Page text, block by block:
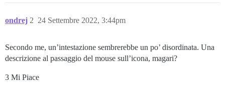
ondrej 24 Settembre 2022, 3:44pm
2
Secondo me, un’intestazione sembrerebbe un po’ disordinata. Una
descrizione al passaggio del mouse sull’icona, magari?
3 Mi Piace